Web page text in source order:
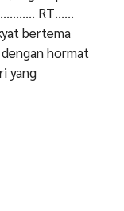
RT……
bertema
hormat
yang